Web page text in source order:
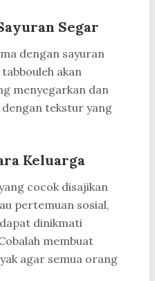
Segar
dengan sayuran
akan
menyegarkan dan
tekstur yang
Keluarga
cocok disajikan
pertemuan sosial,
dinikmati
membuat
agar semua orang